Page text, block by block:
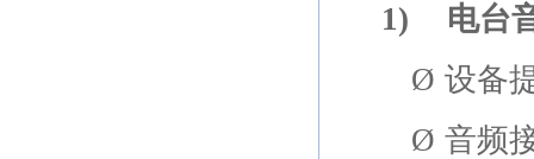
1)
电台
Ø 设备
Ø 音频